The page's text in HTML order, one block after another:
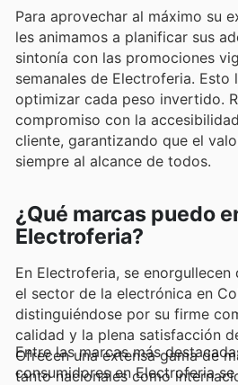
Para aprovechar al máximo su
les animamos a planificar sus
sintonía con las promociones
semanales de Electroferia. Esto
optimizar cada peso invertido.
compromiso con la
cliente, garantizando que el
siempre al alcance de todos.
¿Qué marcas puedo
Electroferia?
En Electroferia, se
el sector de la electrónica en
distinguiéndose por su firme
calidad y la plena satisfacción
Ofrecen una extensa gama de
tanto nacionales como
Entre las marcas más
consumidores en Electroferia